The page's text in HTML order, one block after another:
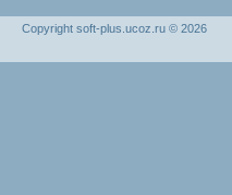
Copyright soft-plus.ucoz.ru © 2026